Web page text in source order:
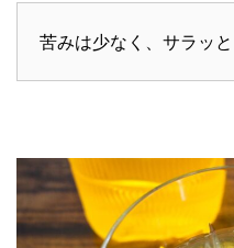
苦みは少なく、サラッ